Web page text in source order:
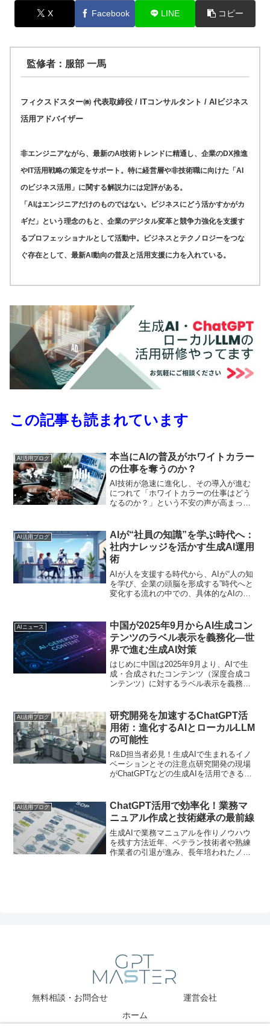
X Facebook LINE コピー
監修者：服部 一馬
フィクスドスター㈱ 代表取締役 / ITコンサルタント / AIビジネス
活用アドバイザー
非エンジニアながら、最新のAI技術トレンドに精通し、企業のDX推進
やIT活用戦略の策定をサポート。特に経営層や非技術職に向けた「AI
のビジネス活用」に関する解説力には定評がある。
「AIはエンジニアだけのものではない。ビジネスにどう活かすかがカ
ギだ」という理念のもと、企業のデジタル変革と競争力強化を支援す
るプロフェッショナルとして活動中。ビジネスとテクノロジーをつな
ぐ存在として、最新AI動向の普及と活用支援に力を入れている。
この記事も読まれています
AI活用ブログ
本当にAIの普及がホワイトカラー
の仕事を奪うのか？
AI技術が急速に進化し、その導入が進む
につれて「ホワイトカラーの仕事はどう
なるのか？」という不安の声が高まって
及が自身の職を奪うのではないかという
懸念は大きいでしょう。この記事ではAI
時代にキャリアを築くうえで意識してお
きたいポイントをまとめます。
AI活用ブログ
AIが“社員の知識”を学ぶ時代へ：
社内ナレッジを活かす生成AI運用
術
AIが人を支援する時代から、AIが“人の知
を学び、企業の頭脳を形成する”時代へと
変化する流れの中での、具体的なAIの運
AIニュース
中国が2025年9月からAI生成コン
テンツのラベル表示を義務化―世
界で進む生成AI対策
はじめに中国は2025年9月より、AIで生
成・合成されたコンテンツ（深度合成コ
ンテンツ）に対するラベル表示を義務化
タの埋め込みによって「これはAIが作っ
たもの」という...
AI活用ブログ
研究開発を加速するChatGPT活
用術：進化するAIとローカルLLM
の可能性
R&D担当者必見！生成AIで生まれるイノ
ベーションとその注意点研究開発の現場
がChatGPTなどの生成AIを活用できる可
んなリスクやメリットがあるのか、悩む
方も多いので...
AI活用ブログ
ChatGPT活用で効率化！業務マ
ニュアル作成と技術継承の最前線
生成AIで業務マニュアルを作りノウハウ
を残す方法近年、ベテラン技術者や熟練
作業者の引退が進み、長年培われたノウ
無料相談・お問合せ
運営会社
ホーム